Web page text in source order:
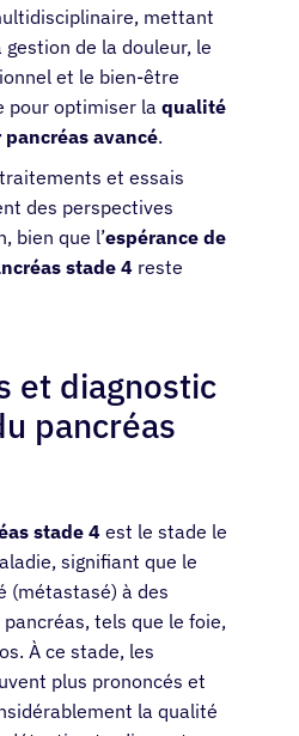
mettant
gestion de la douleur, le
et le bien-être
pour optimiser la qualité
avancé.
et essais
des perspectives
bien que l’espérance de
stade 4 reste
et diagnostic
pancréas
stade 4est le stade le
signifiant que le
(métastasé) à des
tels que le foie,
À ce stade, les
plus prononcés et
la qualité